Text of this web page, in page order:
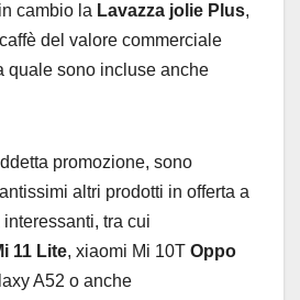
cambio la Lavazza jolie Plus,
del valore commerciale
quale sono incluse anche
promozione, sono
altri prodotti in offerta a
tra cui
11 Lite, xiaomi Mi 10T Oppo
A52 o anche